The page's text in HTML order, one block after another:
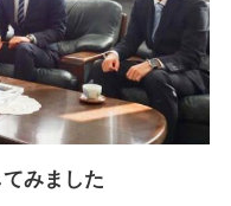
みました